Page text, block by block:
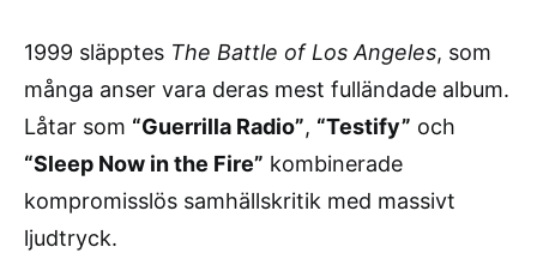
1999 släpptes The Battle of Los Angeles, som
många anser vara deras mest fulländade album.
Låtar som “Guerrilla Radio”, “Testify” och
“Sleep Now in the Fire” kombinerade
kompromisslös samhällskritik med massivt
ljudtryck.